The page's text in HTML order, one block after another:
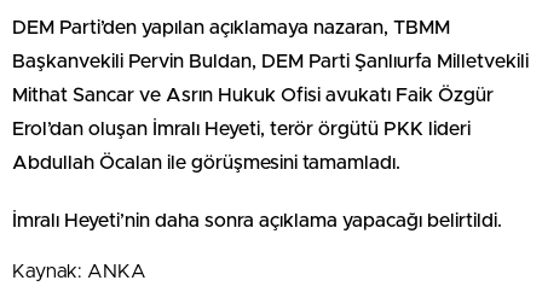
DEM Parti’den yapılan açıklamaya nazaran, TBMM
Başkanvekili Pervin Buldan, DEM Parti Şanlıurfa Milletvekili
Mithat Sancar ve Asrın Hukuk Ofisi avukatı Faik Özgür
Erol’dan oluşan İmralı Heyeti, terör örgütü PKK lideri
Abdullah Öcalan ile görüşmesini tamamladı.
İmralı Heyeti’nin daha sonra açıklama yapacağı belirtildi.
Kaynak: ANKA